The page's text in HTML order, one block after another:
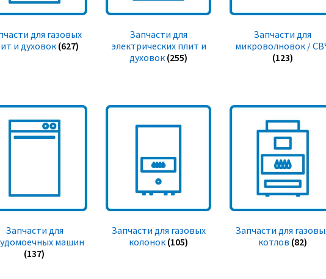
для газовых
и духовок (627)
Запчасти для
электрических плит и
духовок (255)
Запчасти для
микроволновок /
(123)
Запчасти для
машин
(137)
Запчасти для газовых
колонок (105)
Запчасти для
котлов (82)